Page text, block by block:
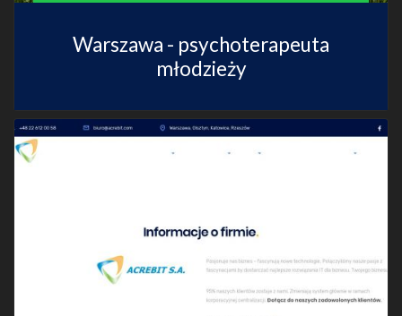
Warszawa - psychoterapeuta
młodzieży